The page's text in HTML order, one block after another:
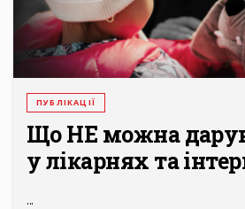
ПУБЛІКАЦІЇ
Що НЕ можна
у лікарнях та
...